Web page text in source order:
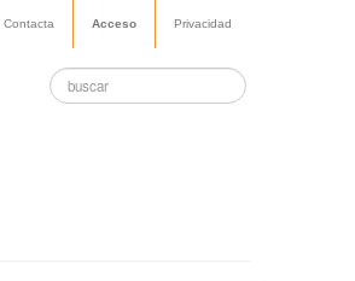
Contacta Acceso Privacidad